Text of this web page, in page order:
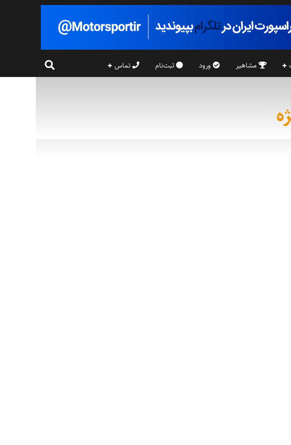
مشاهیر ورود ثبت‌نام تماس